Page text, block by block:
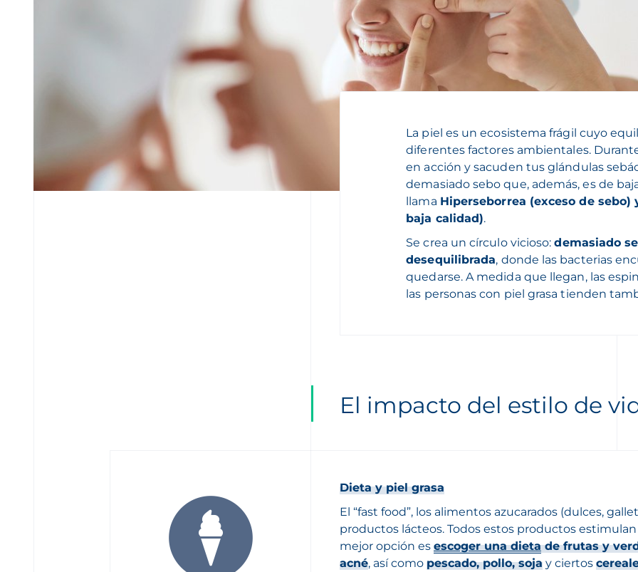
La piel es un ecosistema frágil cuyo
diferentes factores ambientales.
en acción y sacuden tus glándulas
demasiado sebo que, además, es de
llama Hiperseborrea (exceso de
baja calidad).
Se crea un círculo vicioso:demasiado
desequilibrada, donde las bacterias
quedarse. A medida que llegan, las
las personas con piel grasa tienden
El impacto del estilo de
Dieta y piel grasa
El “fast food”, los alimentos azucarados (dulces,
productos lácteos. Todos estos productos
mejor opción es escoger una dietade frutas y
acné, así como pescado, pollo, sojay ciertos